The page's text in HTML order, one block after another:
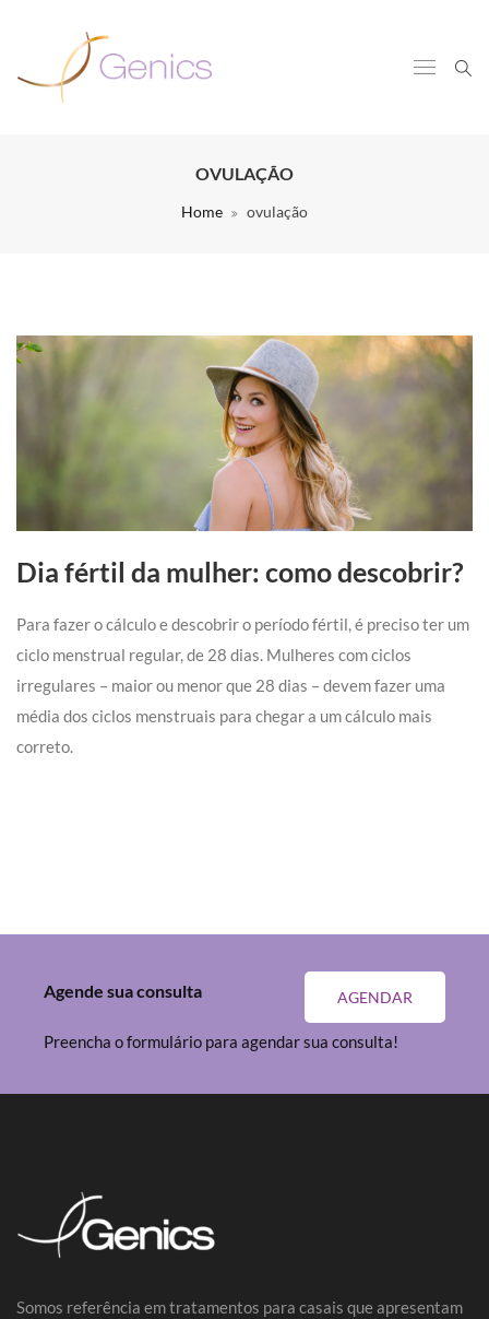
OVULAÇÃO
Home ovulação
Dia fértil da mulher: como descobrir?
Para fazer o cálculo e descobrir o período fértil, é preciso ter um
ciclo menstrual regular, de 28 dias. Mulheres com ciclos
irregulares – maior ou menor que 28 dias – devem fazer uma
média dos ciclos menstruais para chegar a um cálculo mais
correto.
AGENDAR
Agende sua consulta
Preencha o formulário para agendar sua consulta!
Somos referência em tratamentos para casais que apresentam